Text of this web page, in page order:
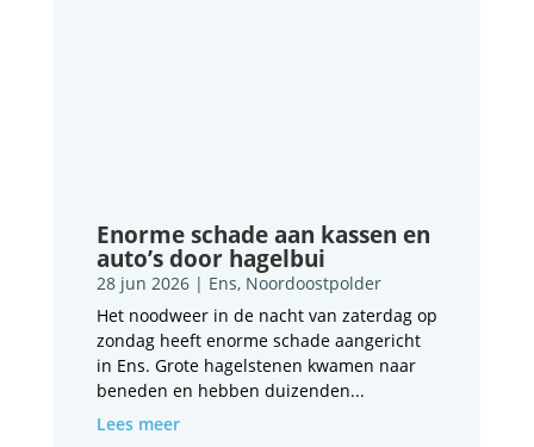
Enorme schade aan kassen en
auto’s door hagelbui
28 jun 2026| Ens, Noordoostpolder
Het noodweer in de nacht van zaterdag op
zondag heeft enorme schade aangericht
in Ens. Grote hagelstenen kwamen naar
beneden en hebben duizenden...
Lees meer